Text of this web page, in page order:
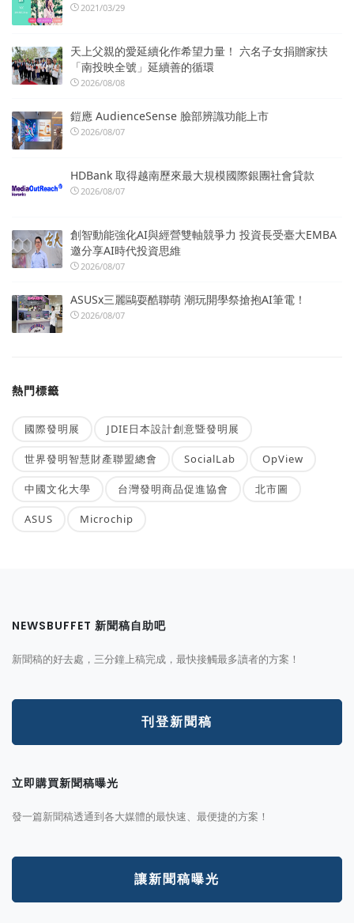
2021/03/29
天上父親的愛延續化作希望力量！ 六名子女捐贈家扶
「南投映全號」延續善的循環
2026/08/08
鎧應 AudienceSense 臉部辨識功能上市
2026/08/07
HDBank 取得越南歷來最大規模國際銀團社會貸款
2026/08/07
創智動能強化AI與經營雙軸競爭力 投資長受臺大EMBA
邀分享AI時代投資思維
2026/08/07
ASUSx三麗鷗耍酷聯萌 潮玩開學祭搶抱AI筆電！
2026/08/07
熱門標籤
國際發明展 JDIE日本設計創意暨發明展
世界發明智慧財產聯盟總會 SocialLab OpView
中國文化大學 台灣發明商品促進協會 北市圖
ASUS Microchip
NEWSBUFFET 新聞稿自助吧
新聞稿的好去處，三分鐘上稿完成，最快接觸最多讀者的方案！
刊登新聞稿
立即購買新聞稿曝光
發一篇新聞稿透通到各大媒體的最快速、最便捷的方案！
讓新聞稿曝光